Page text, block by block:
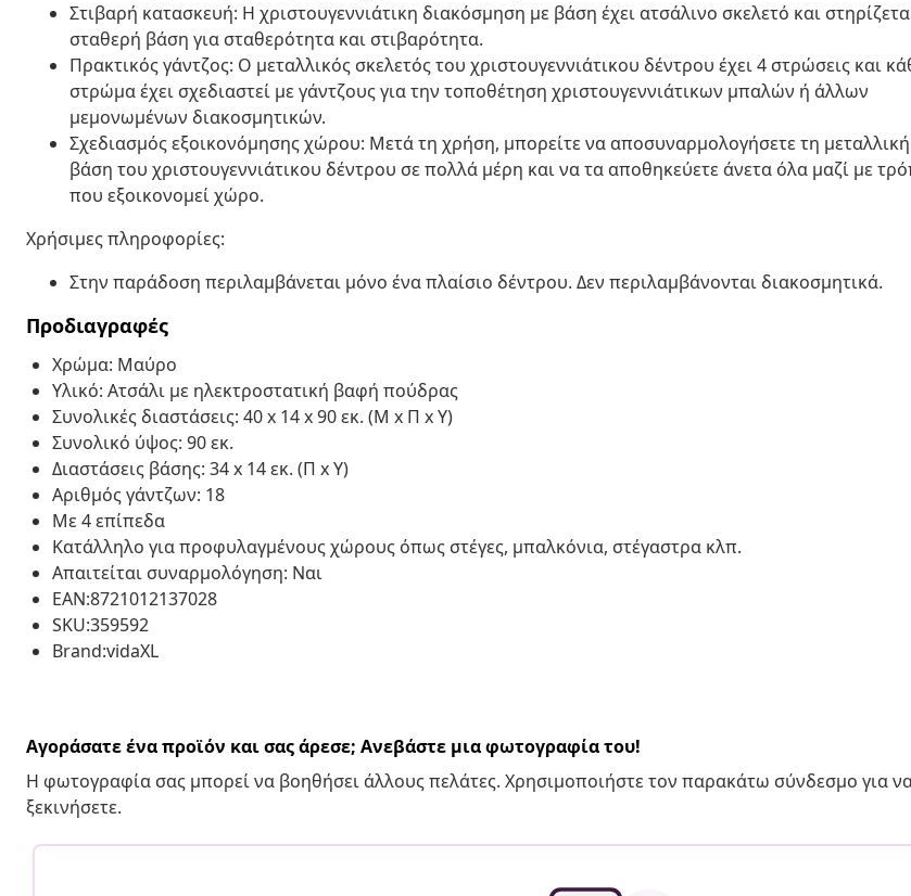
Στιβαρή κατασκευή: Η χριστουγεννιάτικη διακόσμηση με βάση έχει ατσάλινο σκελετό και
σταθερή βάση για σταθερότητα και στιβαρότητα.
Πρακτικός γάντζος: Ο μεταλλικός σκελετός του χριστουγεννιάτικου δέντρου έχει 4 στρώσεις και
στρώμα έχει σχεδιαστεί με γάντζους για την τοποθέτηση χριστουγεννιάτικων μπαλών ή άλλων
μεμονωμένων διακοσμητικών.
Σχεδιασμός εξοικονόμησης χώρου: Μετά τη χρήση, μπορείτε να αποσυναρμολογήσετε τη μεταλλική
βάση του χριστουγεννιάτικου δέντρου σε πολλά μέρη και να τα αποθηκεύετε άνετα όλα μαζί με
που εξοικονομεί χώρο.
Χρήσιμες πληροφορίες:
Στην παράδοση περιλαμβάνεται μόνο ένα πλαίσιο δέντρου. Δεν περιλαμβάνονται διακοσμητικά.
Προδιαγραφές
Χρώμα: Μαύρο
Υλικό: Ατσάλι με ηλεκτροστατική βαφή πούδρας
Συνολικές διαστάσεις: 40 x 14 x 90 εκ. (Μ x Π x Υ)
Συνολικό ύψος: 90 εκ.
Διαστάσεις βάσης: 34 x 14 εκ. (Π x Υ)
Αριθμός γάντζων: 18
Με 4 επίπεδα
Κατάλληλο για προφυλαγμένους χώρους όπως στέγες, μπαλκόνια, στέγαστρα κλπ.
Απαιτείται συναρμολόγηση: Ναι
EAN:8721012137028
SKU:359592
Brand:vidaXL
Αγοράσατε ένα προϊόν και σας άρεσε; Ανεβάστε μια φωτογραφία του!
Η φωτογραφία σας μπορεί να βοηθήσει άλλους πελάτες. Χρησιμοποιήστε τον παρακάτω σύνδεσμο για
ξεκινήσετε.